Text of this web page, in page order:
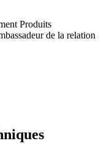
Produits
de la relation